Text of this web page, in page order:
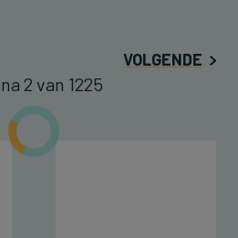
VOLGENDE
2 van 1225